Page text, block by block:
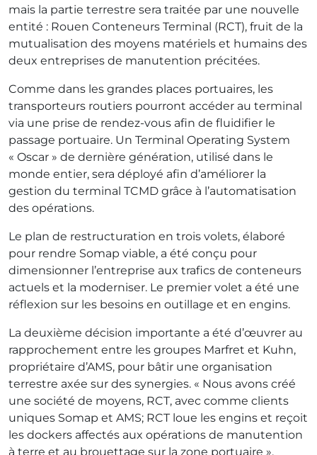
mais la partie terrestre sera traitée par une nouvelle
entité : Rouen Conteneurs Terminal (RCT), fruit de la
mutualisation des moyens matériels et humains des
deux entreprises de manutention précitées.
Comme dans les grandes places portuaires, les
transporteurs routiers pourront accéder au terminal
via une prise de rendez-vous afin de fluidifier le
passage portuaire. Un Terminal Operating System
« Oscar » de dernière génération, utilisé dans le
monde entier, sera déployé afin d’améliorer la
gestion du terminal TCMD grâce à l’automatisation
des opérations.
Le plan de restructuration en trois volets, élaboré
pour rendre Somap viable, a été conçu pour
dimensionner l’entreprise aux trafics de conteneurs
actuels et la moderniser. Le premier volet a été une
réflexion sur les besoins en outillage et en engins.
La deuxième décision importante a été d’œuvrer au
rapprochement entre les groupes Marfret et Kuhn,
propriétaire d’AMS, pour bâtir une organisation
terrestre axée sur des synergies. « Nous avons créé
une société de moyens, RCT, avec comme clients
uniques Somap et AMS; RCT loue les engins et reçoit
les dockers affectés aux opérations de manutention
à terre et au brouettage sur la zone portuaire »,